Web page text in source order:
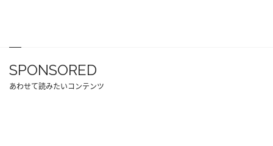
SPONSORED
あわせて読みたいコンテンツ